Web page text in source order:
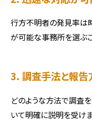
行方不明者の発見率は
が可能な事務所を選ぶ
3. 調査手法と報告
どのような方法で調査
いて明確に説明を受けま